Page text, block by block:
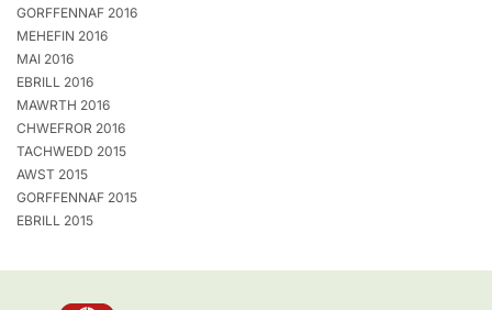
GORFFENNAF 2016
MEHEFIN 2016
MAI 2016
EBRILL 2016
MAWRTH 2016
CHWEFROR 2016
TACHWEDD 2015
AWST 2015
GORFFENNAF 2015
EBRILL 2015